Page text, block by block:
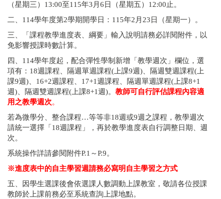
（星期三）13:00至115年3月6日（星期五）12:00止。
二、114學年度第2學期開學日：115年2月23日（星期一）。
三、「課程教學進度表、綱要」輸入說明請務必詳閱附件，以
免影響授課時數計算。
四、114學年度起，配合彈性學制新增「教學週次」欄位，選
項有：18週課程、隔週單週課程(上課9週)、隔週雙週課程(上
課9週)、16+2週課程、17+1週課程、隔週單週課程(上課8+1
週)、隔週雙週課程(上課8+1週)。 教師可自行評估課程內容適
用之教學週次。
若為微學分、整合課程…等等非18週或9週之課程，教學週次
請統一選擇「18週課程」，再於教學進度表自行調整日期、週
次。
系統操作詳請參閱附件P.1～P.9。
※進度表中的自主學習週請務必寫明自主學習之方式
五、因學生選課後會依選課人數調動上課教室，敬請各位授課
教師於上課前務必至系統查詢上課地點。